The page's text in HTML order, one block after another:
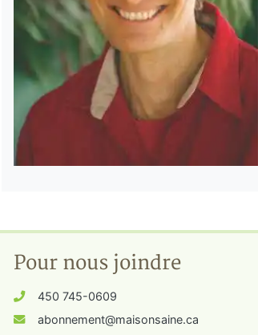
Pour nous joindre
450 745-0609
abonnement@maisonsaine.ca